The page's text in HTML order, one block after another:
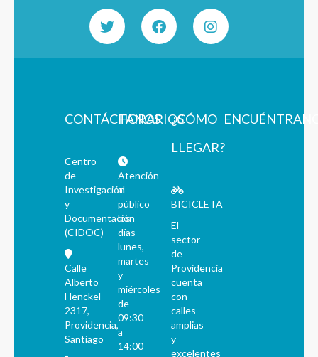
CONTÁCTANOS
Centro
de
Investigación
y
Documentación
(CIDOC)
Calle
Alberto
Henckel
2317,
Providencia,
Santiago
HORARIOS
Atención
al
público
los
días
lunes,
martes
y
miércoles
de
09:30
a
14:00
¿CÓMO
LLEGAR?
BICICLETA
El
sector
de
Providencia
cuenta
con
calles
amplias
y
excelentes